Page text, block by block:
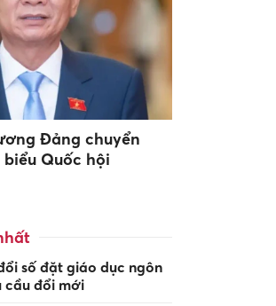
Đảng chuyển
Quốc hội
số đặt giáo dục ngôn
cầu đổi mới